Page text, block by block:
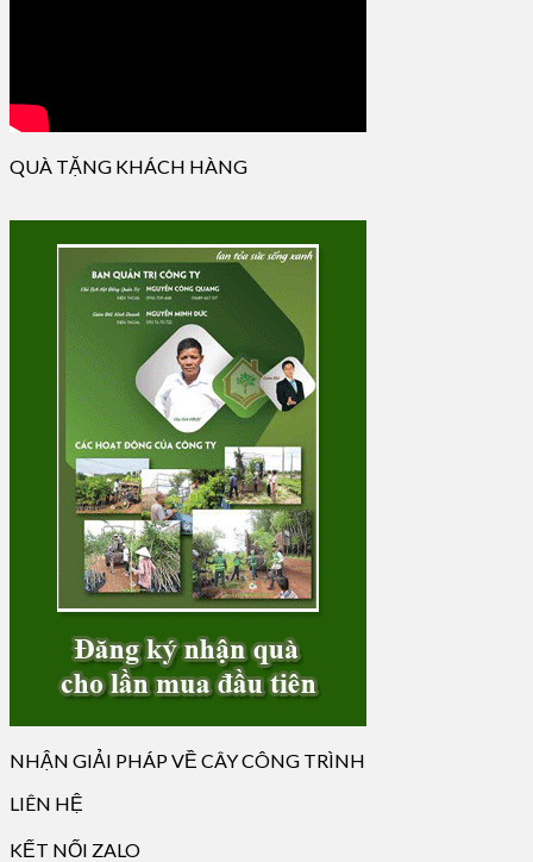
QUÀ TẶNG KHÁCH HÀNG
NHẬN GIẢI PHÁP VỀ CÂY CÔNG TRÌNH
LIÊN HỆ
KẾT NỐI ZALO